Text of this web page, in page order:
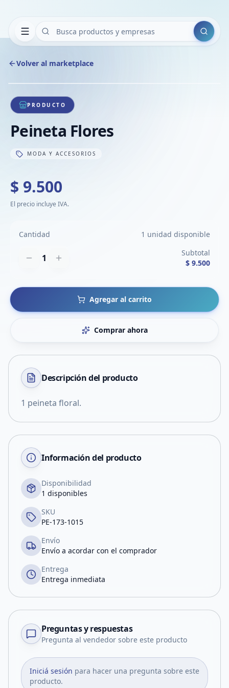
Buscar
Volver al marketplace
1/1
PRODUCTO
Peineta Flores
MODA Y ACCESORIOS
$ 9.500
El precio incluye IVA.
Cantidad 1 unidad disponible
1
Subtotal
$ 9.500
Agregar al carrito
Comprar ahora
Descripción del producto
1 peineta floral.
Información del producto
Disponibilidad
1 disponibles
SKU
PE-173-1015
Envío
Envío a acordar con el comprador
Entrega
Entrega inmediata
Preguntas y respuestas
Pregunta al vendedor sobre este producto
Iniciá sesión para hacer una pregunta sobre este
producto.